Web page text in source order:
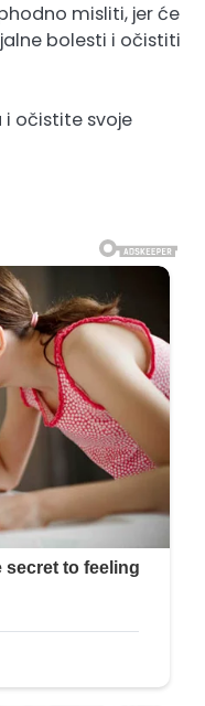
misliti, jer će
bolesti i očistiti
i očistite svoje